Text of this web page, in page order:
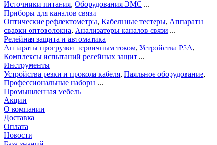
Источники питания, Оборудования ЭМС ...
Приборы для каналов связи
Оптические рефлектометры, Кабельные тестеры, Аппараты
сварки оптоволокна, Анализаторы каналов связи ...
Релейная защита и автоматика
Аппараты прогрузки первичным током, Устройства РЗА,
Комплексы испытаний релейных защит ...
Инструменты
Устройства резки и прокола кабеля, Паяльное оборудование,
Профессиональные наборы ...
Промышленная мебель
Акции
О компании
Доставка
Оплата
Новости